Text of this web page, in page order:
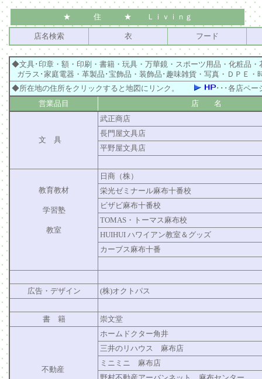
★ 住 ★ Ｌｉｖｉｎｇ
店名検索 衣 フード
◆文具･印章・額・印刷・書籍・玩具・万華鏡・スポーツ用品・化粧品
ガラス･家庭電器・革製品･宝飾品・装飾品･趣味雑貨・写真・ＤＰＥ
◆所在地の住所をクリックすると地図にリンク。
･･･各店ペー
営業品目
店 名
文 具
武正商店
長門屋文具店
平野屋文具店
教育教材
学習塾
教室
日商（株）
栄光ゼミナール麻布十番校
ビザビ麻布十番校
TOMAS・トーマス麻布校
HUIHUI ハワイアン教室＆グッズ
カーブス麻布十番
広告・デザイン (株)オクトパス
書 籍 崇文堂
不動産
ホームドクター角井
三井のリハウス 麻布店
ミニミニ 麻布店